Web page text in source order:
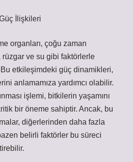
İlişkileri
organları, çoğu zaman
ve su gibi faktörlerle
etkileşimdeki güç dinamikleri,
anlamamıza yardımcı olabilir.
işlemi, bitkilerin yaşamını
bir öneme sahiptir. Ancak, bu
diğerlerinden daha fazla
belirli faktörler bu süreci